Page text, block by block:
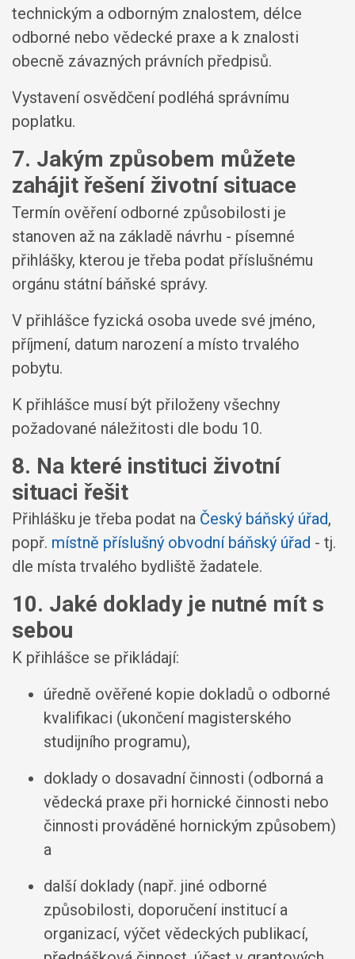
technickým a odborným znalostem, délce
odborné nebo vědecké praxe a k znalosti
obecně závazných právních předpisů.
Vystavení osvědčení podléhá správnímu
poplatku.
7. Jakým způsobem můžete
zahájit řešení životní situace
Termín ověření odborné způsobilosti je
stanoven až na základě návrhu - písemné
přihlášky, kterou je třeba podat příslušnému
orgánu státní báňské správy.
V přihlášce fyzická osoba uvede své jméno,
příjmení, datum narození a místo trvalého
pobytu.
K přihlášce musí být přiloženy všechny
požadované náležitosti dle bodu 10.
8. Na které instituci životní
situaci řešit
Přihlášku je třeba podat na Český báňský úřad,
popř. místně příslušný obvodní báňský úřad - tj.
dle místa trvalého bydliště žadatele.
10. Jaké doklady je nutné mít s
sebou
K přihlášce se přikládají:
úředně ověřené kopie dokladů o odborné
kvalifikaci (ukončení magisterského
studijního programu),
doklady o dosavadní činnosti (odborná a
vědecká praxe při hornické činnosti nebo
činnosti prováděné hornickým způsobem)
a
další doklady (např. jiné odborné
způsobilosti, doporučení institucí a
organizací, výčet vědeckých publikací,